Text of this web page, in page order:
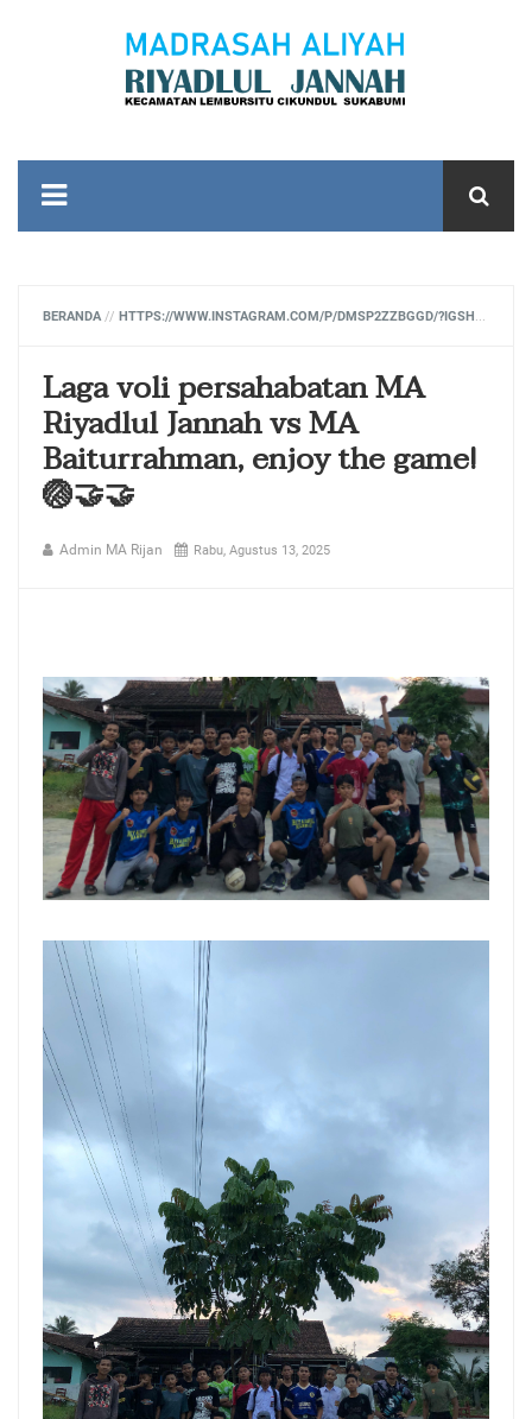
BERANDA// HTTPS://WWW.INSTAGRAM.COM/P/DMSP2ZZBGGD/?IGSH=ZDDMNNJTD3NMEDLM
Laga voli persahabatan MA
Riyadlul Jannah vs MA
Baiturrahman, enjoy the game!
🏐🤝🤝
Admin MA Rijan Rabu, Agustus 13, 2025